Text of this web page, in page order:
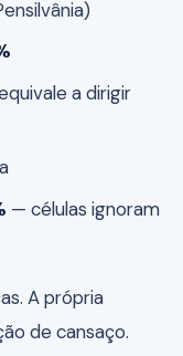
a dirigir
— células ignoram
A própria
de cansaço.